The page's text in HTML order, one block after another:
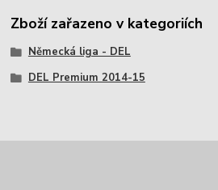
Zboží zařazeno v kategoriích
Německá liga - DEL
DEL Premium 2014-15